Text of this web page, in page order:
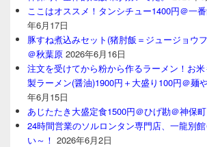
ここはオススメ！タンシチュー1400円＠一
年6月17日
豚すね煮込みセット(猪肘飯＝ジュージョウ
＠秋葉原 2026年6月16日
注文を受けてから粉から作るラーメン！お
製ラーメン(醤油)1900円＋大盛り100円＠麺
年6月15日
あじたたき大盛定食1500円＠ひげ勘＠神保町
24時間営業のソルロンタン専門店、一龍別
い～！ 2026年6月2日